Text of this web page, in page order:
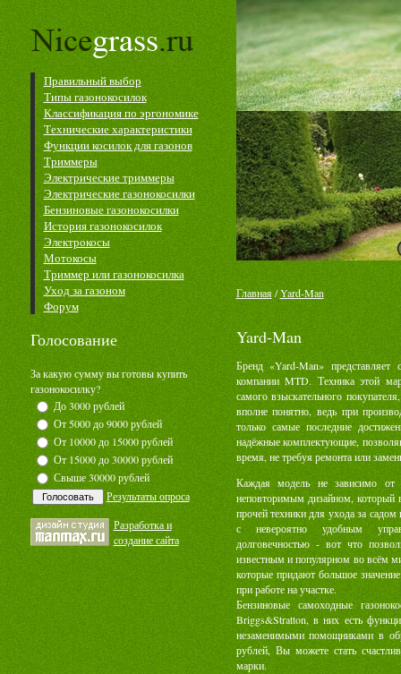
Правильный выбор
Типы газонокосилок
Классификация по эргономике
Технические характеристики
Функции косилок для газонов
Триммеры
Электрические триммеры
Электрические газонокосилки
Бензиновые газонокосилки
История газонокосилок
Электрокосы
Мотокосы
Триммер или газонокосилка
Уход за газоном
Форум
Голосование
За какую сумму вы готовы купить
газонокосилку?
До 3000 рублей
От 5000 до 9000 рублей
От 10000 до 15000 рублей
От 15000 до 30000 рублей
Свыше 30000 рублей
Результаты опроса
Разработка и
cоздание сайта
Главная/Yard-Man
Yard-Man
Бренд «Yard-Man»
компании MTD. Техника этой
самого взыскательного
вполне понятно, ведь при
только самые последние
надёжные комплектующие,
время, не требуя ремонта или
Каждая модель не зависимо от
неповторимым дизайном, который
прочей техники для ухода за
с невероятно удобным
долговечностью - вот что
известным и популярном во всём
которые придают большое
при работе на участке.
Бензиновые самоходные
Briggs&Stratton, в них есть
незаменимыми помощниками в
рублей, Вы можете стать
марки.